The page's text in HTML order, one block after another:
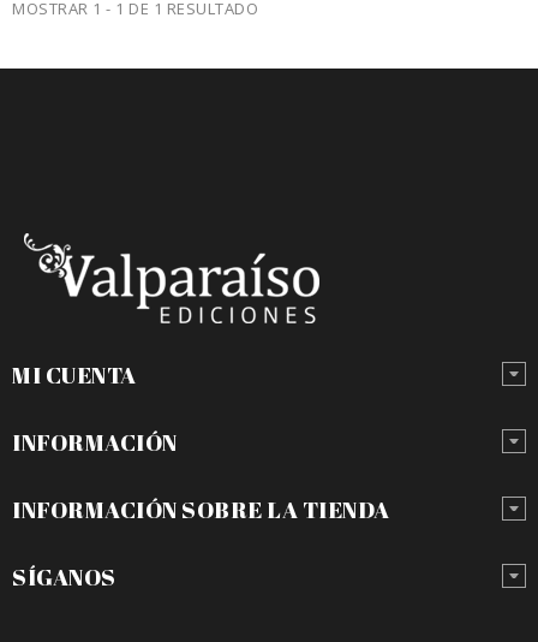
MOSTRAR 1 - 1 DE 1 RESULTADO
MI CUENTA
INFORMACIÓN
INFORMACIÓN SOBRE LA TIENDA
SÍGANOS